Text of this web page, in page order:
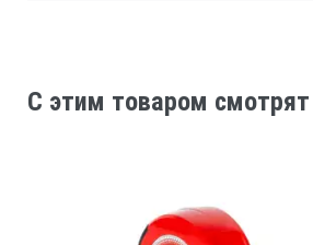
C этим товаром смотрят